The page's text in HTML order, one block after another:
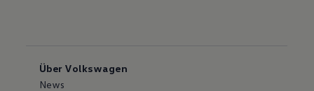
Über Volkswagen
News